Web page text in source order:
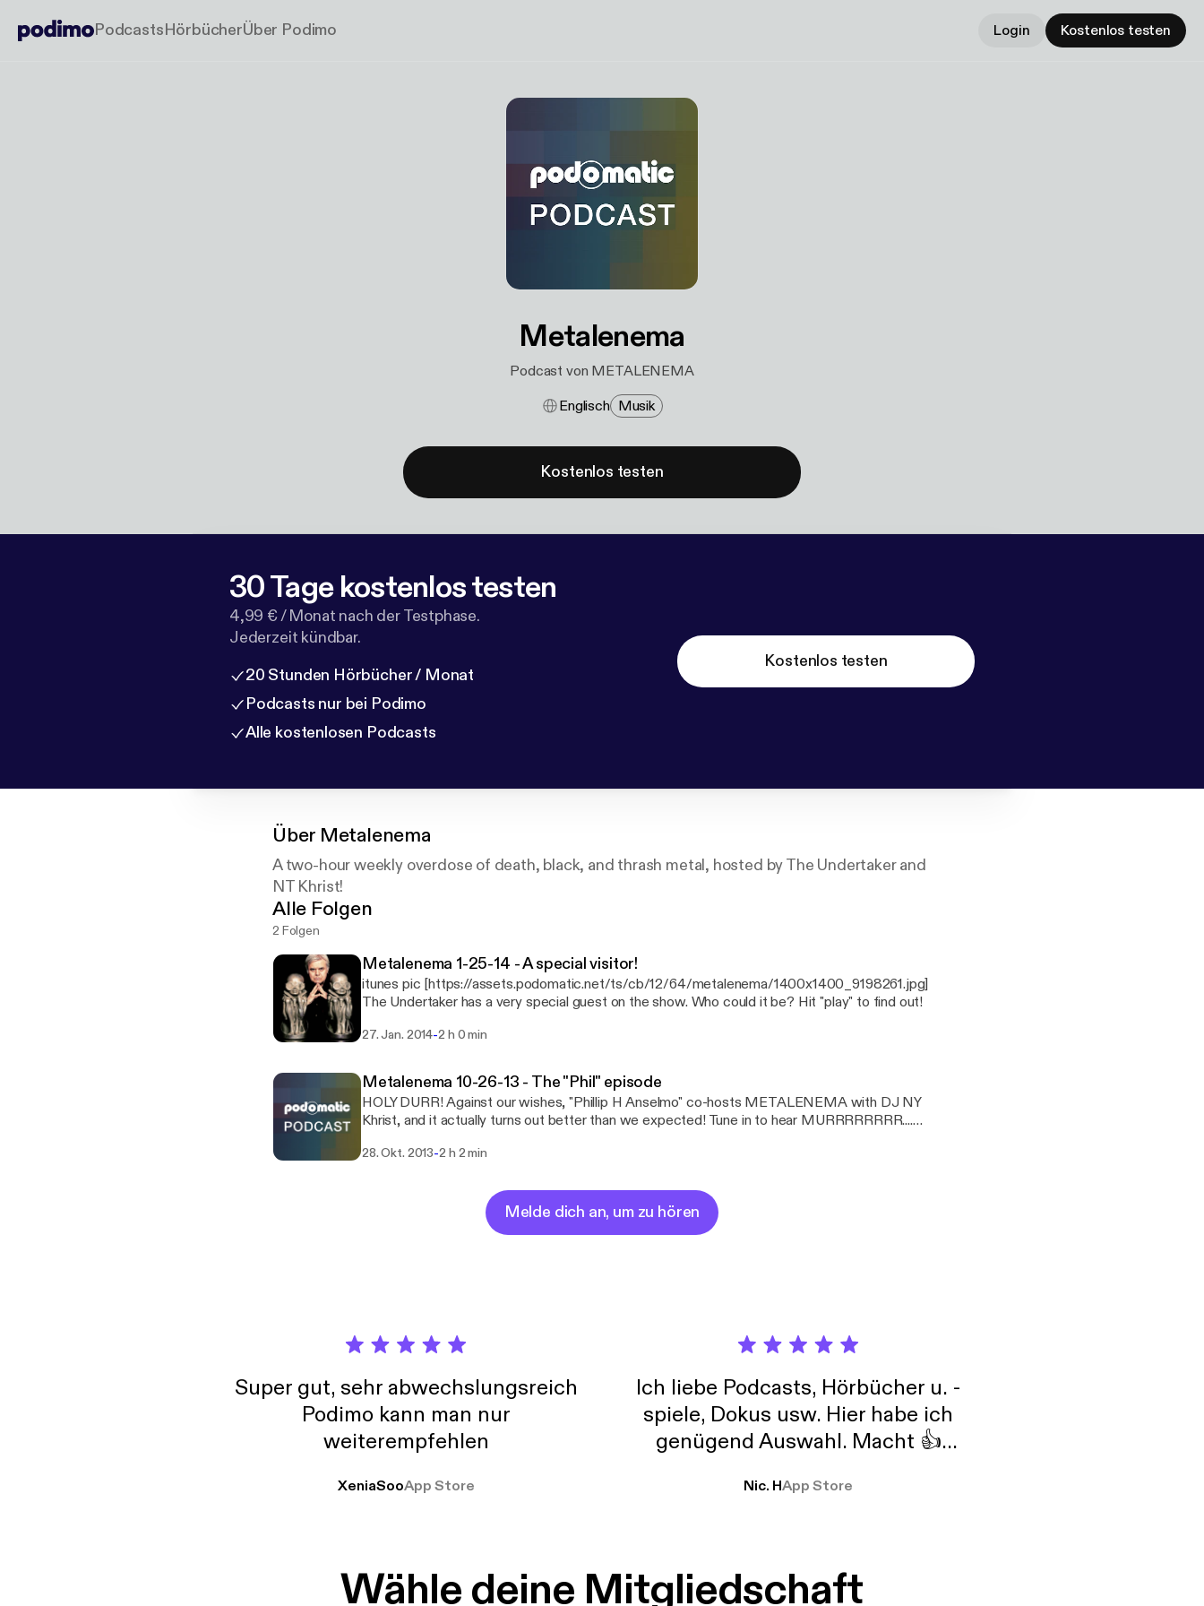
PodcastsHörbücherÜber Podimo Login Kostenlos testen
Metalenema
Podcast von METALENEMA
Englisch Musik
Kostenlos testen
30 Tage kostenlos testen
4,99 € / Monat nach der Testphase.
Jederzeit kündbar.
20 Stunden Hörbücher / Monat
Podcasts nur bei Podimo
Alle kostenlosen Podcasts
Kostenlos testen
Über Metalenema
A two-hour weekly overdose of death, black, and thrash metal, hosted by The Undertaker and
NT Khrist!
Alle Folgen
2 Folgen
Metalenema 1-25-14 - A special visitor!
itunes pic [https://assets.podomatic.net/ts/cb/12/64/metalenema/1400x1400_9198261.jpg]
The Undertaker has a very special guest on the show. Who could it be? Hit "play" to find out!
27. Jan. 2014-2 h 0 min
Metalenema 10-26-13 - The "Phil" episode
HOLY DURR! Against our wishes, "Phillip H Anselmo" co-hosts METALENEMA with DJ NY
Khrist, and it actually turns out better than we expected! Tune in to hear MURRRRRRRR....
28. Okt. 2013-2 h 2 min
Melde dich an, um zu hören
Super gut, sehr abwechslungsreich
Podimo kann man nur
weiterempfehlen
XeniaSooApp Store
Ich liebe Podcasts, Hörbücher u. -
spiele, Dokus usw. Hier habe ich
genügend Auswahl. Macht 👍
Nic. HApp Store
Wähle deine Mitgliedschaft